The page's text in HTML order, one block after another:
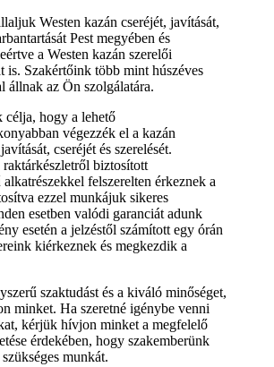
Westen kazán cseréjét, javítását,
Pest megyében és
a Westen kazán szerelői
is. Szakértőink több mint húszéves
állnak az Ön szolgálatára.
célja, hogy a lehető
végezzék el a kazán
cseréjét és szerelését.
biztosított
alkatrészekkel felszerelten érkeznek a
ezzel munkájuk sikeres
esetben valódi garanciát adunk
esetén a jelzéstől számított egy órán
kiérkeznek és megkezdik a
szaktudást és a kiváló minőséget,
minket. Ha szeretné igénybe venni
kérjük hívjon minket a megfelelő
érdekében, hogy szakemberünk
munkát.